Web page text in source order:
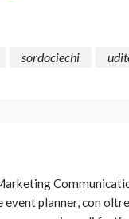
sordociechi
planner, con